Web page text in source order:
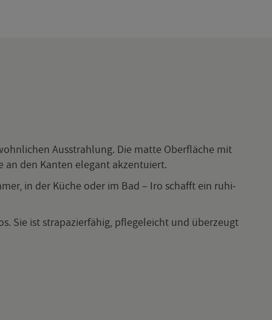
Aus­strah­lung. Die matte Ober­flä­che mit
den Kan­ten ele­gant ak­zen­tu­iert.
in der Küche oder im Bad – Iro schafft ein ru­hi­
Sie ist stra­pa­zier­fä­hig, pfle­ge­leicht und über­zeugt